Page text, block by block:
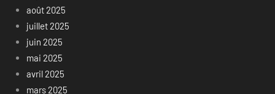
août 2025
juillet 2025
juin 2025
mai 2025
avril 2025
mars 2025